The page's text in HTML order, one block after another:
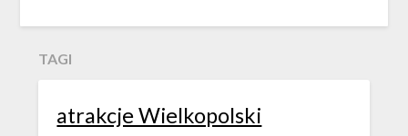
TAGI
atrakcje Wielkopolski